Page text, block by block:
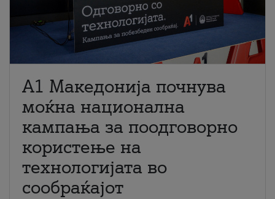
A1 Македонија почнува
моќна национална
кампања за поодговорно
користење на
технологијата во
сообраќајот